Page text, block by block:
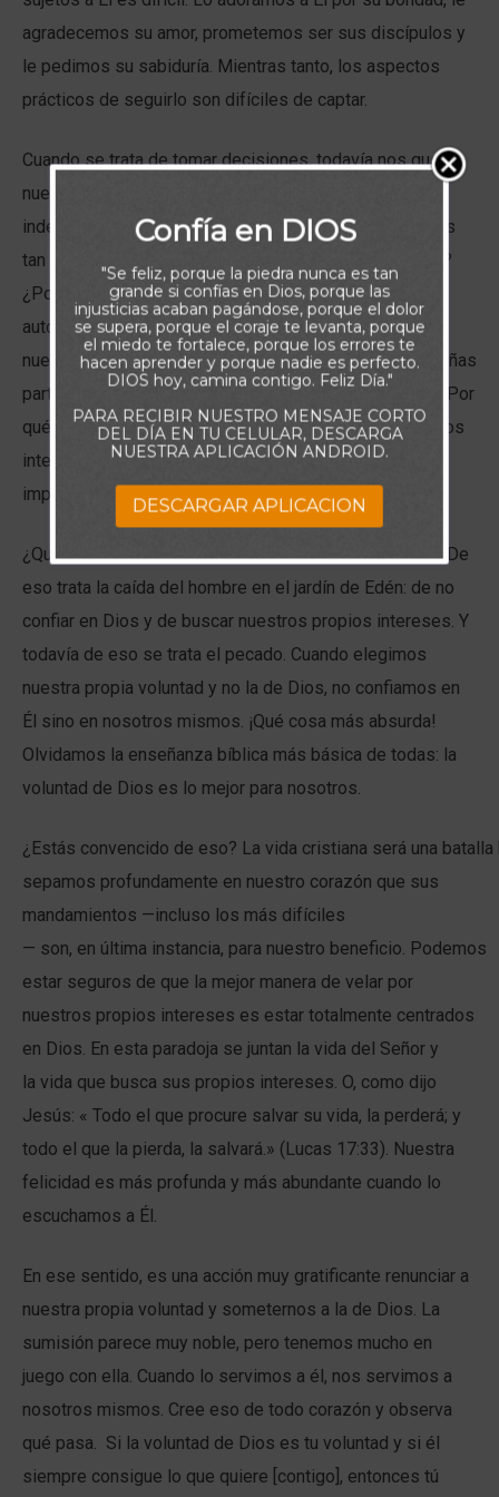
agradecemos su amor, prometemos ser sus discípulos y
le pedimos su sabiduría. Mientras tanto, los aspectos
prácticos de seguirlo son difíciles de captar.
Cuando se trata de tomar decisiones, todavía nos gusta
nuestra independencia. ¿Qué es lo que tiene nuestra
independencia que nos intriga tanto? ¿Por qué estamos
tan cautivados por nuestro poder de tomar decisiones?
¿Por qué, incluso cuando sabemos que el sentido de
autonomía es la especialidad de Satanás y la raíz de
nuestro pecado, todavía insistimos en mantener pequeñas
partes de ella en distintas esquinas de nuestra vida? ¿Por
qué, cuando Dios nos dice una cosa y nuestros impulsos
internos nos dicen otra, frecuentemente elegimos los
impulsos?
¿Qué dice eso en cuanto a nuestra confianza en Dios? De
eso trata la caída del hombre en el jardín de Edén: de no
confiar en Dios y de buscar nuestros propios intereses. Y
todavía de eso se trata el pecado. Cuando elegimos
nuestra propia voluntad y no la de Dios, no confiamos en
Él sino en nosotros mismos. ¡Qué cosa más absurda!
Olvidamos la enseñanza bíblica más básica de todas: la
voluntad de Dios es lo mejor para nosotros.
¿Estás convencido de eso? La vida cristiana será una batalla
sepamos profundamente en nuestro corazón que sus
mandamientos —incluso los más difíciles
— son, en última instancia, para nuestro beneficio. Podemos
estar seguros de que la mejor manera de velar por
nuestros propios intereses es estar totalmente centrados
en Dios. En esta paradoja se juntan la vida del Señor y
la vida que busca sus propios intereses. O, como dijo
Jesús: « Todo el que procure salvar su vida, la perderá; y
todo el que la pierda, la salvará.» (Lucas 17:33). Nuestra
felicidad es más profunda y más abundante cuando lo
escuchamos a Él.
En ese sentido, es una acción muy gratificante renunciar a
nuestra propia voluntad y someternos a la de Dios. La
sumisión parece muy noble, pero tenemos mucho en
juego con ella. Cuando lo servimos a él, nos servimos a
nosotros mismos. Cree eso de todo corazón y observa
qué pasa. Si la voluntad de Dios es tu voluntad y si él
siempre consigue lo que quiere [contigo], entonces tú
Confía en DIOS
"Se feliz, porque la piedra nunca es tan
grande si confías en Dios, porque las
injusticias acaban pagándose, porque el dolor
se supera, porque el coraje te levanta, porque
el miedo te fortalece, porque los errores te
hacen aprender y porque nadie es perfecto.
DIOS hoy, camina contigo. Feliz Día."
PARA RECIBIR NUESTRO MENSAJE CORTO
DEL DÍA EN TU CELULAR, DESCARGA
NUESTRA APLICACIÓN ANDROID.
DESCARGAR APLICACION